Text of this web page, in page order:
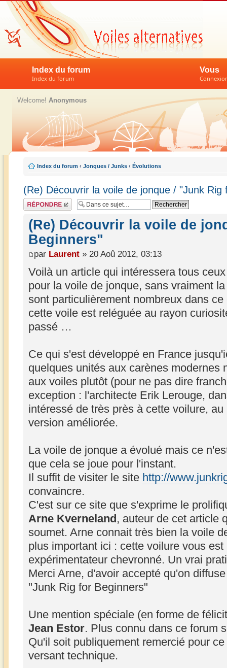
Index du forum
Index du forum
Vous
Welcome! Anonymous
Index du forum ‹ Jonques / Junks ‹ Évolutions
(Re) Découvrir la voile de jonque / "Junk Rig
Répondre
(Re) Découvrir la voile de
Beginners"
par Laurent » 20 Aoû 2012, 03:13
Voilà un article qui intéressera tous
pour la voile de jonque, sans vraiment
sont particulièrement nombreux dans
cette voile est reléguée au rayon
passé …
Ce qui s'est développé en France
quelques unités aux carènes modernes
aux voiles plutôt (pour ne pas dire
exception : l'architecte Erik Lerouge,
intéressé de très près à cette voilure,
version améliorée.
La voile de jonque a évolué mais ce
que cela se joue pour l'instant.
Il suffit de visiter le site http://
convaincre.
C'est sur ce site que s'exprime le
Arne Kverneland, auteur de cet article
soumet. Arne connait très bien la voile
plus important ici : cette voilure vous
expérimentateur chevronné. Un vrai
Merci Arne, d'avoir accepté qu'on
"Junk Rig for Beginners"
Une mention spéciale (en forme de
Jean Estor. Plus connu dans ce forum
Qu'il soit publiquement remercié pour
versant technique.